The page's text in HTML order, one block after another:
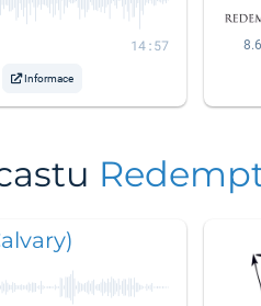
14:57
Informace